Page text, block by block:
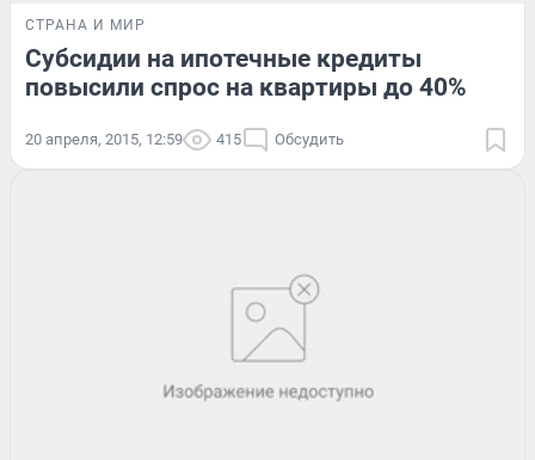
СТРАНА И МИР
Субсидии на ипотечные кредиты
повысили спрос на квартиры до 40%
20 апреля, 2015, 12:59 415 Обсудить